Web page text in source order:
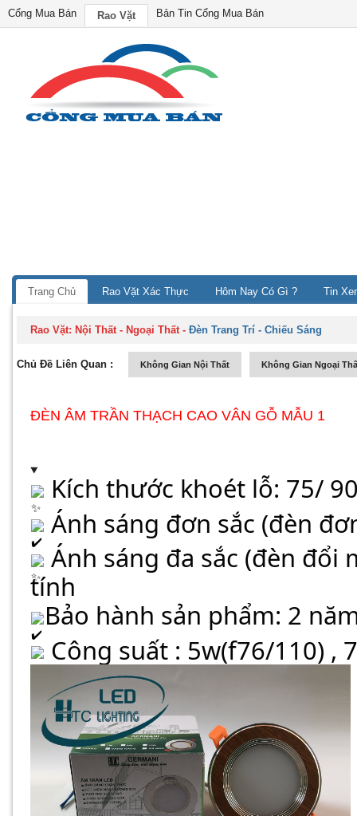
Cổng Mua Bán Rao Vặt Bản Tin Cổng Mua Bán
Trang Chủ Rao Vặt Xác Thực Hôm Nay Có Gì ? Tin
Rao Vặt: Nội Thất - Ngoại Thất-Đèn Trang Trí - Chiếu Sáng
Chủ Đề Liên Quan : Không Gian Nội Thất Không Gian Ngoại
ĐÈN ÂM TRẦN THẠCH CAO VÂN GỖ MẪU 1
Kích thước khoét lỗ: 75/
Ánh sáng đơn sắc (đèn
Ánh sáng đa sắc (đèn đổi
tính
Bảo hành sản phẩm: 2
Công suất : 5w(f76/110) ,